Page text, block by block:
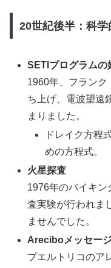
20世紀後半：科
SETIプログラムの
1960年、フランク
ち上げ、電波望遠
まりました。
ドレイク方程
めの方程式。
火星探査
1976年のバイキン
査実験が行われま
ませんでした。
Areciboメッセー
プエルトリコのア